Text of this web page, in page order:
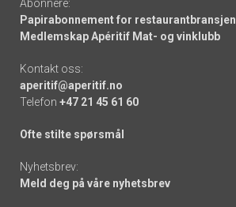
Abonnere:
Papirabonnement for restaurantbransjen
Medlemskap Apéritif Mat- og vinklubb
Kontakt oss:
aperitif@aperitif.no
Telefon +47 21 45 61 60
Ofte stilte spørsmål
Nyhetsbrev:
Meld deg på våre nyhetsbrev